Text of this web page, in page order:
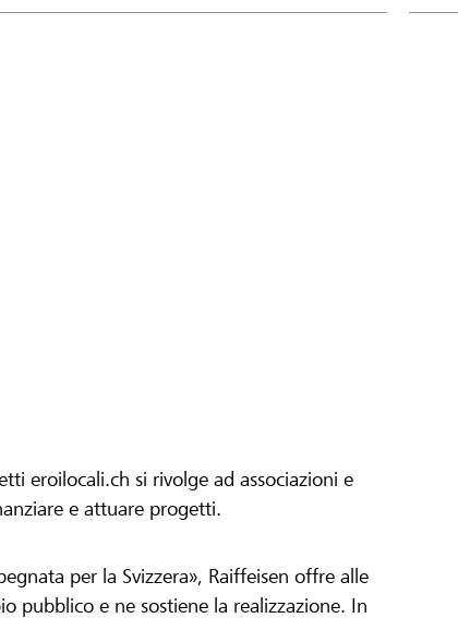
eroilocali.ch si rivolge ad associazioni e
e attuare progetti.
per la Svizzera», Raiffeisen offre alle
pubblico e ne sostiene la realizzazione. In